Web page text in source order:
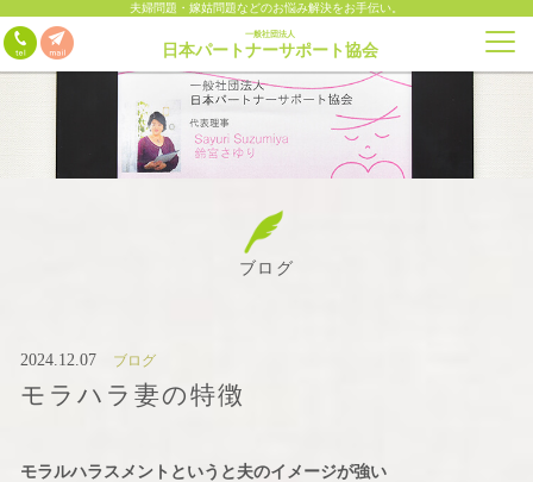
夫婦問題・嫁姑問題などのお悩み解決をお手伝い。
一般社団法人
日本パートナーサポート協会
ブログ
2024.12.07 ブログ
モラハラ妻の特徴
モラルハラスメントというと夫のイメージが強い